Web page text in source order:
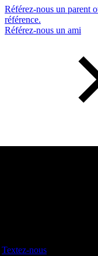
Référez-nous un parent
référence.
Référez-nous un ami
Textez-nous